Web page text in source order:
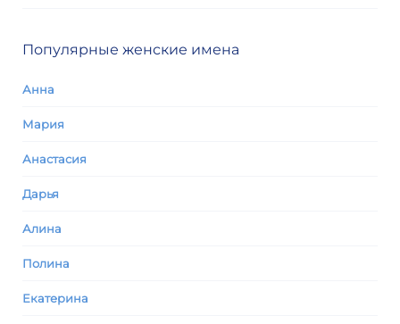
Популярные женские имена
Анна
Мария
Анастасия
Дарья
Алина
Полина
Екатерина